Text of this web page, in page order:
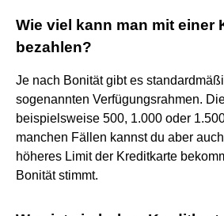
Wie viel kann man mit einer
bezahlen?
Je nach Bonität gibt es
sogenannten Verfügungsrahmen.
beispielsweise 500, 1.000 oder
manchen Fällen kannst du aber
höheres Limit der Kreditkarte
Bonität stimmt.